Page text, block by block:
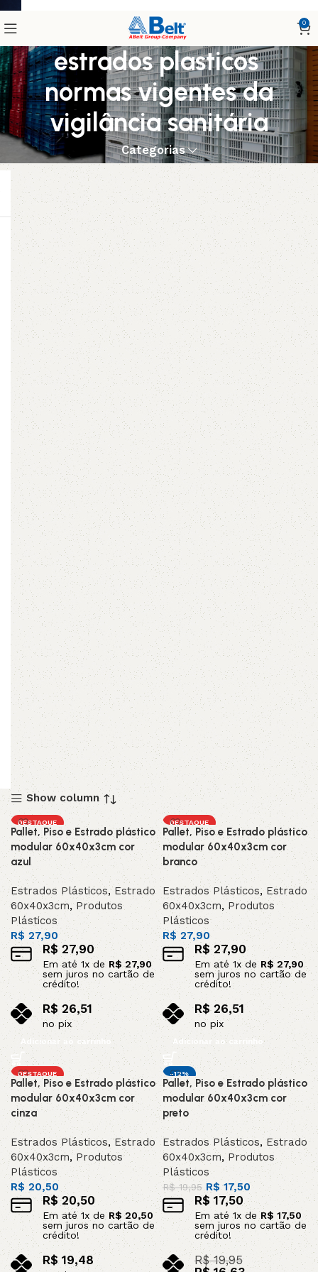
0
estrados plasticos
normas vigentes da
vigilância sanitária
Categorias
Show column
DESTAQUE
Pallet, Piso e Estrado plástico
modular 60x40x3cm cor
azul
Estrados Plásticos,Estrado
60x40x3cm, Produtos
Plásticos
R$ 27,90
R$27,90
Em até 1x de R$27,90
sem juros no cartão de
crédito!
R$26,51
no pix
Adicionar ao carrinho
DESTAQUE
Pallet, Piso e Estrado plástico
modular 60x40x3cm cor
branco
Estrados Plásticos, Estrado
60x40x3cm, Produtos
Plásticos
R$27,90
R$27,90
Em até 1x de R$27,90
sem juros no cartão de
crédito!
R$26,51
no pix
Adicionar ao carrinho
DESTAQUE
Pallet, Piso e Estrado plástico
modular 60x40x3cm cor
cinza
Estrados Plásticos,Estrado
60x40x3cm, Produtos
Plásticos
R$ 20,50
R$ 20,50
Em até 1x de R$ 20,50
sem juros no cartão de
crédito!
R$19,48
-12%
DESTAQUE
Pallet, Piso e Estrado plástico
modular 60x40x3cm cor
preto
Estrados Plásticos, Estrado
60x40x3cm, Produtos
Plásticos
R$19,95 R$17,50
R$ 17,50
Em até1x deR$ 17,50
sem juros no cartão de
crédito!
R$19,95